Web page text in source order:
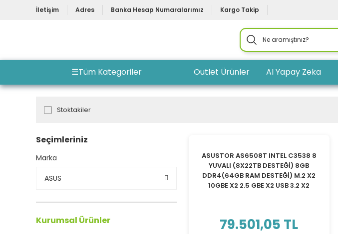
İletişim Adres Banka Hesap Numaralarımız Kargo Takip
☰Tüm Kategoriler Outlet Ürünler AI Yapay Zeka
Stoktakiler
Seçimleriniz
Marka
ASUS
Kurumsal Ürünler
ASUSTOR AS6508T INTEL C3538 8
YUVALI (8X22TB DESTEĞİ) 8GB
DDR4(64GB RAM DESTEĞİ) M.2 X2
10GBE X2 2.5 GBE X2 USB 3.2 X2
79.501,05 TL